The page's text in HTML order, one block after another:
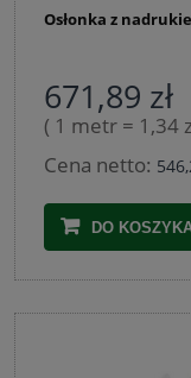
Osłonka z
671,89 zł
( 1 metr = 1,34
Cena netto:
DO